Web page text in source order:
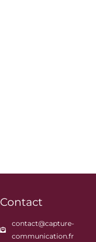
Contact
contact@capture-
communication.fr